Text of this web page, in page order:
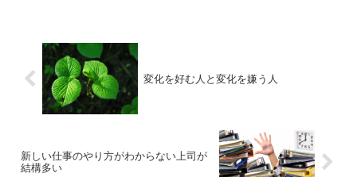
変化を好む人と変化を嫌う人
新しい仕事のやり方がわからない上司が
結構多い